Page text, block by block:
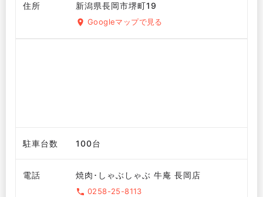
住所 新潟県長岡市堺町19
Googleマップで見る
駐車台数 100台
電話 焼肉･しゃぶしゃぶ 牛庵 長岡店
0258-25-8113